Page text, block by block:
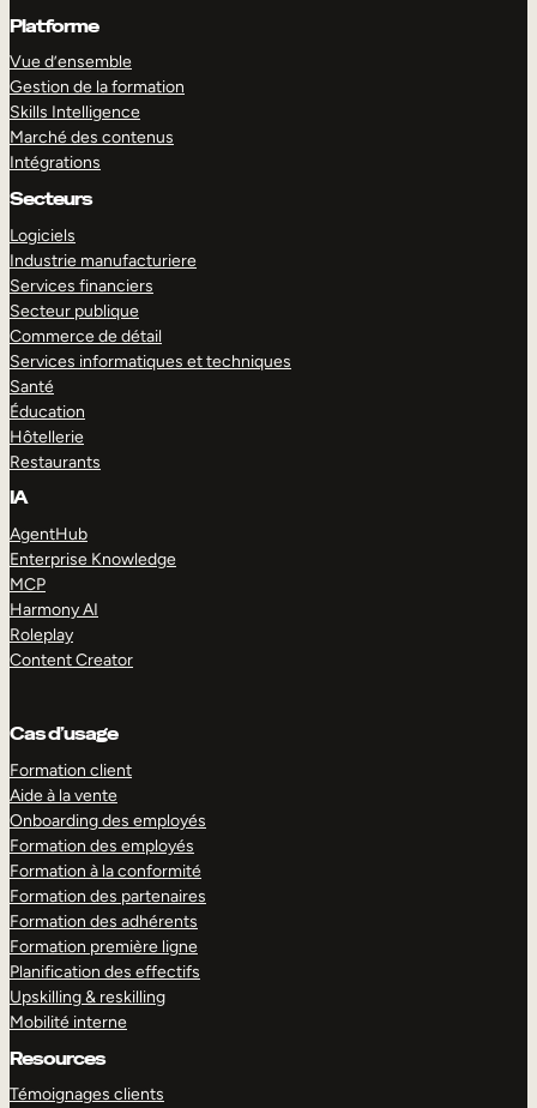
Platforme
Vue d’ensemble
Gestion de la formation
Skills Intelligence
Marché des contenus
Intégrations
Secteurs
Logiciels
Industrie manufacturiere
Services financiers
Secteur publique
Commerce de détail
Services informatiques et techniques
Santé
Éducation
Hôtellerie
Restaurants
IA
AgentHub
Enterprise Knowledge
MCP
Harmony AI
Roleplay
Content Creator
Cas d’usage
Formation client
Aide à la vente
Onboarding des employés
Formation des employés
Formation à la conformité
Formation des partenaires
Formation des adhérents
Formation première ligne
Planification des effectifs
Upskilling & reskilling
Mobilité interne
Resources
Témoignages clients